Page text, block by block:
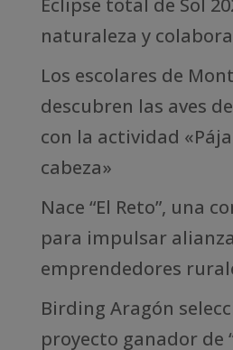
naturaleza y
Los escolares de
descubren las aves
con la actividad
cabeza»
Nace “El Reto”, una
para impulsar
emprendedores
Birding Aragón
proyecto ganador de